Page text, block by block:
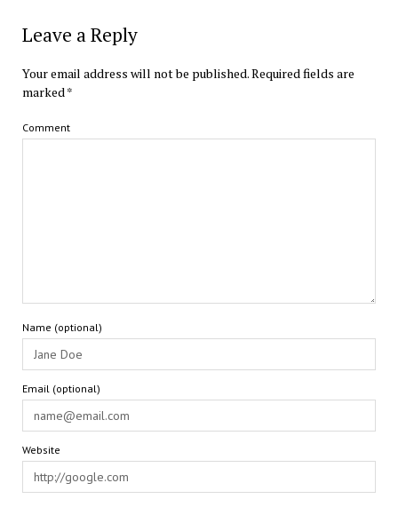
Leave a Reply
Your email address will not be published.Required fields are
marked*
Comment
Name (optional)
Email (optional)
Website